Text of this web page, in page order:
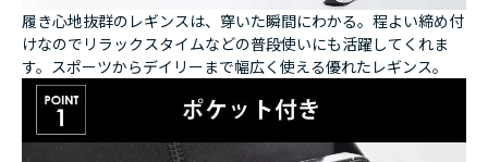
履き心地抜群のレギンスは、穿いた瞬間にわかる。程よい締め付
けなのでリラックスタイムなどの普段使いにも活躍してくれま
す。スポーツからデイリーまで幅広く使える優れたレギンス。